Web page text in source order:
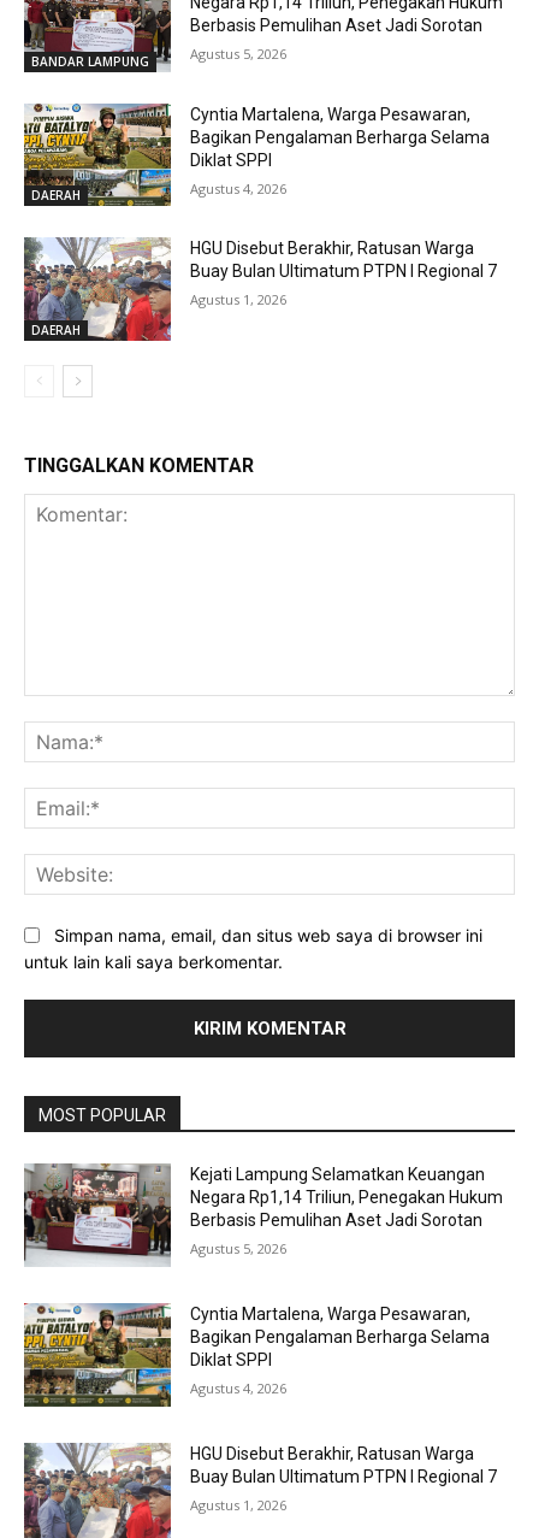
BANDAR LAMPUNG
Berbasis Pemulihan Aset Jadi Sorotan
Agustus 5, 2026
DAERAH
Cyntia Martalena, Warga Pesawaran,
Bagikan Pengalaman Berharga Selama
Diklat SPPI
Agustus 4, 2026
DAERAH
HGU Disebut Berakhir, Ratusan Warga
Buay Bulan Ultimatum PTPN I Regional 7
Agustus 1, 2026
TINGGALKAN KOMENTAR
Simpan nama, email, dan situs web saya di browser ini
untuk lain kali saya berkomentar.
MOST POPULAR
Kejati Lampung Selamatkan Keuangan
Negara Rp1,14 Triliun, Penegakan Hukum
Berbasis Pemulihan Aset Jadi Sorotan
Agustus 5, 2026
Cyntia Martalena, Warga Pesawaran,
Bagikan Pengalaman Berharga Selama
Diklat SPPI
Agustus 4, 2026
HGU Disebut Berakhir, Ratusan Warga
Buay Bulan Ultimatum PTPN I Regional 7
Agustus 1, 2026